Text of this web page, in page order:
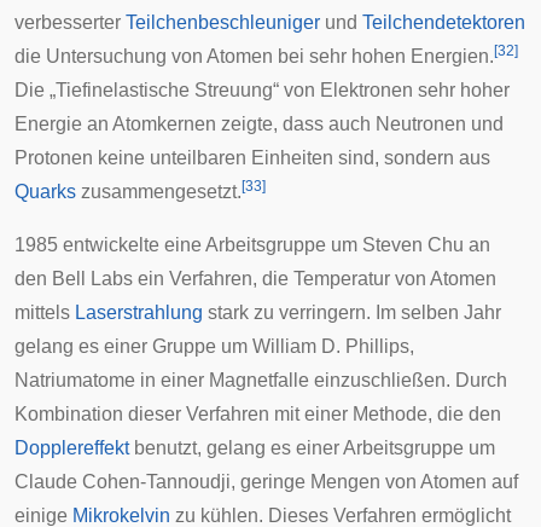
verbesserter Teilchenbeschleuniger und Teilchendetektoren
die Untersuchung von Atomen bei sehr hohen Energien. [32]
Die „Tiefinelastische Streuung“ von Elektronen sehr hoher
Energie an Atomkernen zeigte, dass auch Neutronen und
Protonen keine unteilbaren Einheiten sind, sondern aus
Quarks zusammengesetzt. [33]
1985 entwickelte eine Arbeitsgruppe um Steven Chu an
den Bell Labs ein Verfahren, die Temperatur von Atomen
mittels Laserstrahlung stark zu verringern. Im selben Jahr
gelang es einer Gruppe um William D. Phillips,
Natriumatome in einer Magnetfalle einzuschließen. Durch
Kombination dieser Verfahren mit einer Methode, die den
Dopplereffektbenutzt, gelang es einer Arbeitsgruppe um
Claude Cohen-Tannoudji, geringe Mengen von Atomen auf
einige Mikrokelvin zu kühlen. Dieses Verfahren ermöglicht